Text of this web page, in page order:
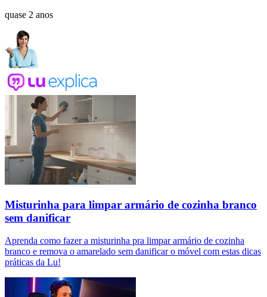
quase 2 anos
Misturinha para limpar armário de cozinha branco
sem danificar
Aprenda como fazer a misturinha pra limpar armário de cozinha
branco e remova o amarelado sem danificar o móvel com estas dicas
práticas da Lu!